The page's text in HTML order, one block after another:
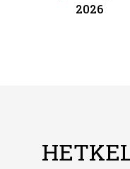
2026